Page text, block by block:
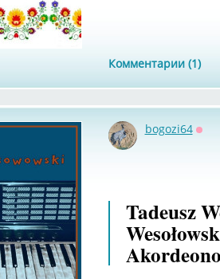
Комментарии (1)
bogozi64
Tadeusz